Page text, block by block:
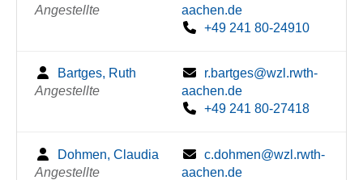
Angestellte
aachen.de
+49 241 80-24910
Bartges, Ruth
Angestellte
r.bartges@wzl.rwth-
aachen.de
+49 241 80-27418
Dohmen, Claudia
Angestellte
c.dohmen@wzl.rwth-
aachen.de